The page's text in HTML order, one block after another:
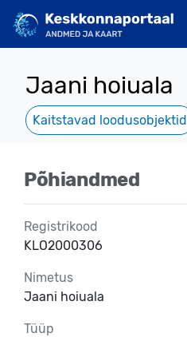
Jaani hoiuala
Kaitstavad loodusobjektid
Põhiandmed
Registrikood
KLO2000306
Nimetus
Jaani hoiuala
Tüüp